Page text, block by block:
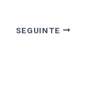
SEGUINTE